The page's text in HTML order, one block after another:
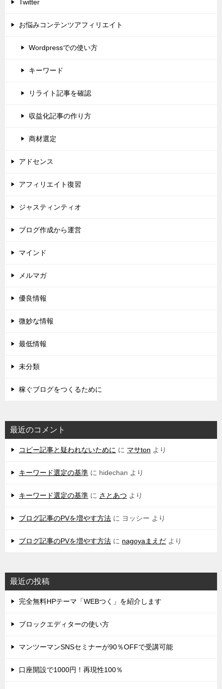
Twitter
お悩みコンテンツアフィリエイト
Wordpressでの使い方
キーワード
リライト記事を確認
収益化記事の作り方
商材選定
アドセンス
アフィリエイト復習
ジャスティンティオ
ブログ作成から運営
マインド
メルマガ
優良情報
微妙な情報
最低情報
未分類
稼ぐブログをつくるために
最近のコメント
コピー記事と疑われないために に マサton より
キーワード選定の基準 に hidechan より
キーワード選定の基準 に さとあつ より
ブログ記事のPVを増やす方法 に ヨッシー より
ブログ記事のPVを増やす方法 に nagoyaまえだ より
最近の投稿
完全無料HPテーマ「WEBつく」を紹介します
ブロックエディターの使い方
マンツーマンSNSセミナーが90％OFFで受講可能
口座開設で1000円！再現性100％